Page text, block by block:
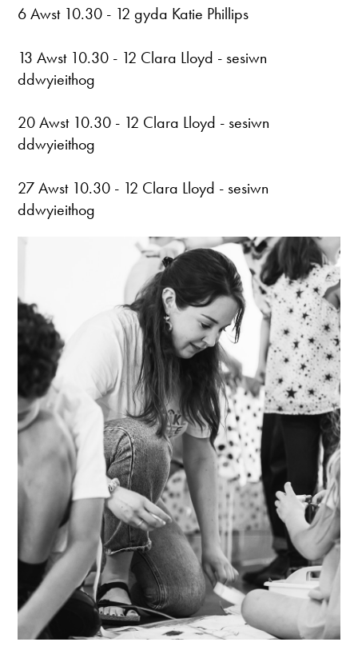
6 Awst 10.30 - 12 gyda Katie Phillips
13 Awst 10.30 - 12 Clara Lloyd - sesiwn
ddwyieithog
20 Awst 10.30 - 12 Clara Lloyd - sesiwn
ddwyieithog
27 Awst 10.30 - 12 Clara Lloyd - sesiwn
ddwyieithog